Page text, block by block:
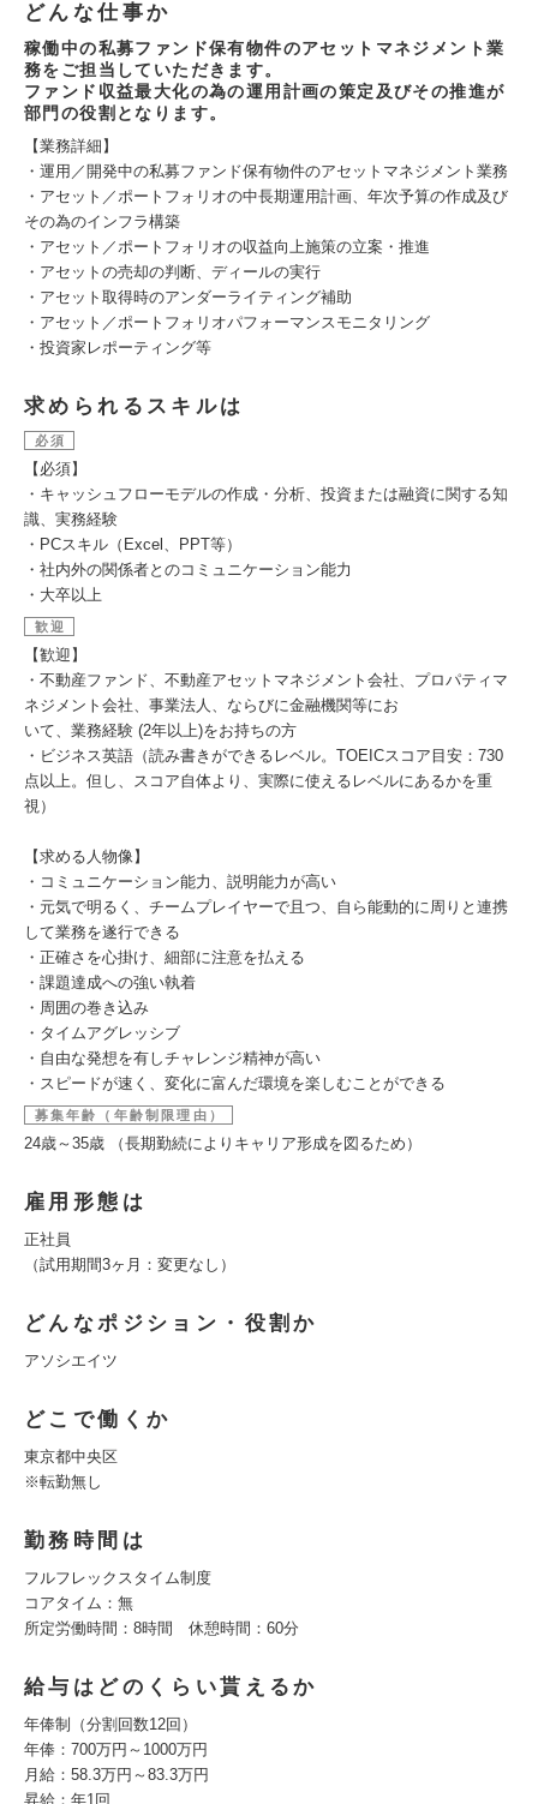
どんな仕事か
稼働中の私募ファンド保有物件のアセットマネジメント業
務をご担当していただきます。
ファンド収益最大化の為の運用計画の策定及びその推進が
部門の役割となります。
【業務詳細】
・運用／開発中の私募ファンド保有物件のアセットマネジメント業務
・アセット／ポートフォリオの中長期運用計画、年次予算の作成及び
その為のインフラ構築
・アセット／ポートフォリオの収益向上施策の立案・推進
・アセットの売却の判断、ディールの実行
・アセット取得時のアンダーライティング補助
・アセット／ポートフォリオパフォーマンスモニタリング
・投資家レポーティング等
求められるスキルは
必須
【必須】
・キャッシュフローモデルの作成・分析、投資または融資に関する知
識、実務経験
・PCスキル（Excel、PPT等）
・社内外の関係者とのコミュニケーション能力
・大卒以上
歓迎
【歓迎】
・不動産ファンド、不動産アセットマネジメント会社、プロパティマ
ネジメント会社、事業法人、ならびに金融機関等にお
いて、業務経験 (2年以上)をお持ちの方
・ビジネス英語（読み書きができるレベル。TOEICスコア目安：730
点以上。但し、スコア自体より、実際に使えるレベルにあるかを重
視）
【求める人物像】
・コミュニケーション能力、説明能力が高い
・元気で明るく、チームプレイヤーで且つ、自ら能動的に周りと連携
して業務を遂行できる
・正確さを心掛け、細部に注意を払える
・課題達成への強い執着
・周囲の巻き込み
・タイムアグレッシブ
・自由な発想を有しチャレンジ精神が高い
・スピードが速く、変化に富んだ環境を楽しむことができる
募集年齢（年齢制限理由）
24歳～35歳 （長期勤続によりキャリア形成を図るため）
雇用形態は
正社員
（試用期間3ヶ月：変更なし）
どんなポジション・役割か
アソシエイツ
どこで働くか
東京都中央区
※転勤無し
勤務時間は
フルフレックスタイム制度
コアタイム：無
所定労働時間：8時間 休憩時間：60分
給与はどのくらい貰えるか
年俸制（分割回数12回）
年俸：700万円～1000万円
月給：58.3万円～83.3万円
昇給：年1回